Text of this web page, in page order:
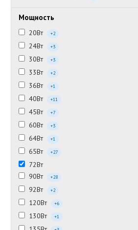
Мощность
20Вт +2
24Вт +3
30Вт +3
33Вт +2
36Вт +1
40Вт +11
45Вт +7
60Вт +3
64Вт +1
65Вт +27
72Вт
90Вт
+28
92Вт +2
120Вт +6
130Вт +1